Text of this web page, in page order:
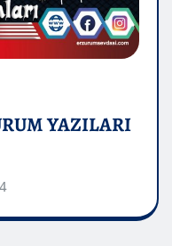
YAZILARI